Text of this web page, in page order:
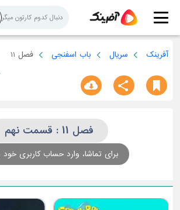
آفرینک سریال باب اسفنجی فصل 11
فصل 11 : قسمت نهم
برای تماشا، وارد حساب کاربری خود